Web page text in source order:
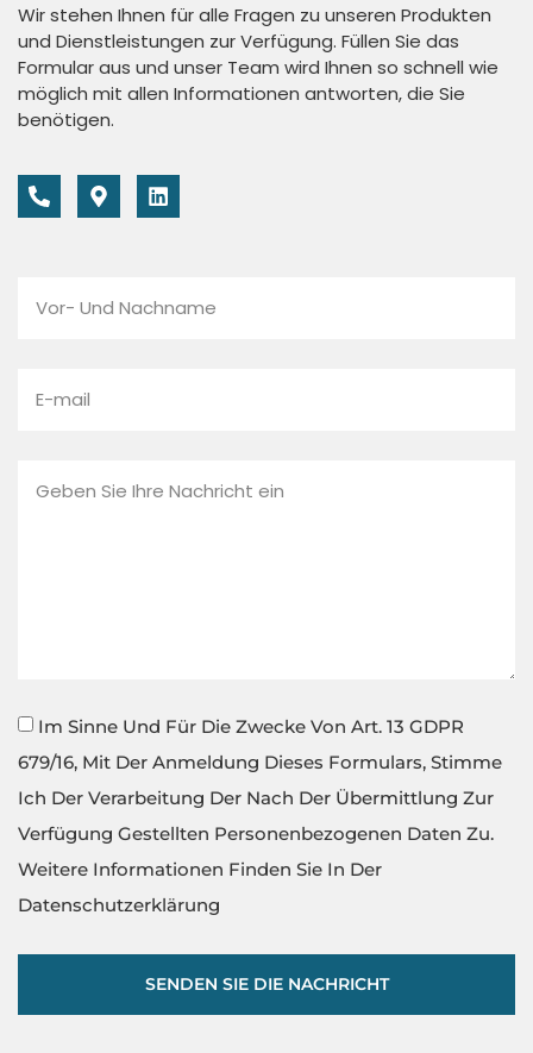
Im Sinne Und Für Die Zwecke Von Art. 13 GDPR
679/16, Mit Der Anmeldung Dieses Formulars, Stimme
Ich Der Verarbeitung Der Nach Der Übermittlung Zur
Verfügung Gestellten Personenbezogenen Daten Zu.
Weitere Informationen Finden Sie In Der
Datenschutzerklärung
SENDEN SIE DIE NACHRICHT
Wir stehen Ihnen für alle Fragen zu unseren Produkten
und Dienstleistungen zur Verfügung. Füllen Sie das
Formular aus und unser Team wird Ihnen so schnell wie
möglich mit allen Informationen antworten, die Sie
benötigen.